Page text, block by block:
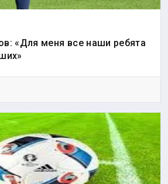
«Для меня все наши ребята